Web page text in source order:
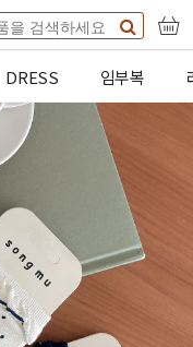
DRESS 임부복